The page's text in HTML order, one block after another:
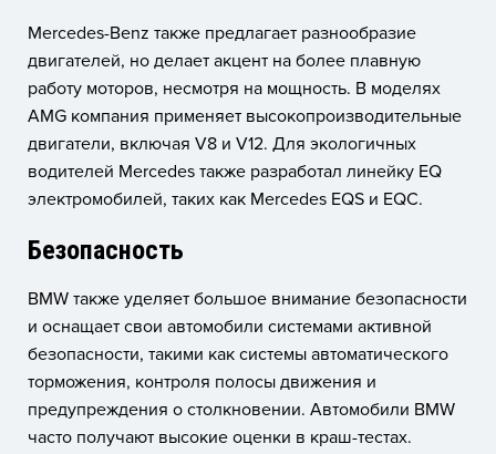
Mercedes-Benz также предлагает разнообразие
двигателей, но делает акцент на более плавную
работу моторов, несмотря на мощность. В моделях
AMG компания применяет высокопроизводительные
двигатели, включая V8 и V12. Для экологичных
водителей Mercedes также разработал линейку EQ
электромобилей, таких как Mercedes EQS и EQC.
Безопасность
BMW также уделяет большое внимание безопасности
и оснащает свои автомобили системами активной
безопасности, такими как системы автоматического
торможения, контроля полосы движения и
предупреждения о столкновении. Автомобили BMW
часто получают высокие оценки в краш-тестах.